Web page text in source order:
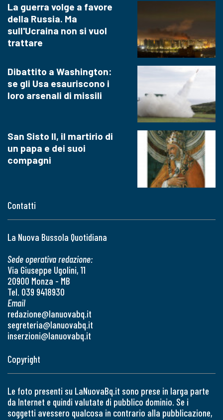
Contatti
La Nuova Bussola Quotidiana
Sede operativa redazione:
Via Giuseppe Ugolini, 11
20900 Monza - MB
Tel. 039 9418930
Email
redazione@lanuovabq.it
segreteria@lanuovabq.it
inserzioni@lanuovabq.it
La guerra volge a favore
della Russia. Ma
sull'Ucraina non si vuol
trattare
Dibattito a Washington:
se gli Usa esauriscono i
loro arsenali di missili
San Sisto II, il martirio di
un papa e dei suoi
compagni
Copyright
Le foto presenti su LaNuovaBq.it sono prese in larga parte
da Internet e quindi valutate di pubblico dominio. Se i
soggetti avessero qualcosa in contrario alla pubblicazione,